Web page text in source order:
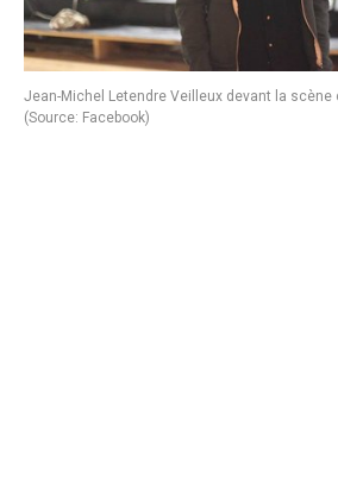
Jean-Michel Letendre Veilleux devant la scène
(Source: Facebook)